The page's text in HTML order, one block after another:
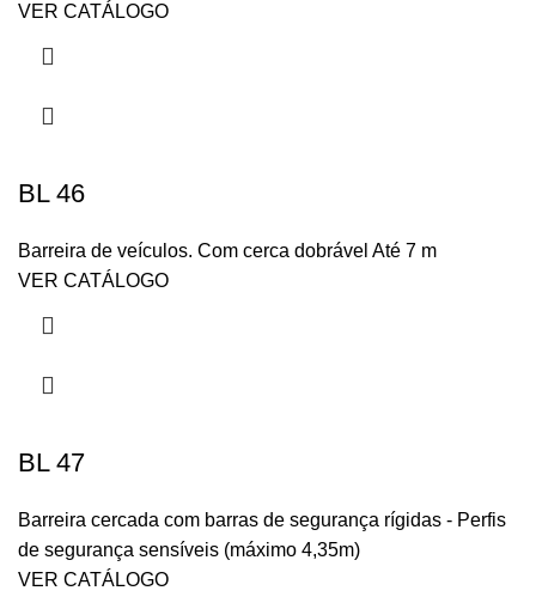
VER CATÁLOGO
BL 46
Barreira de veículos. Com cerca dobrável Até 7 m
VER CATÁLOGO
BL 47
Barreira cercada com barras de segurança rígidas - Perfis
de segurança sensíveis (máximo 4,35m)
VER CATÁLOGO